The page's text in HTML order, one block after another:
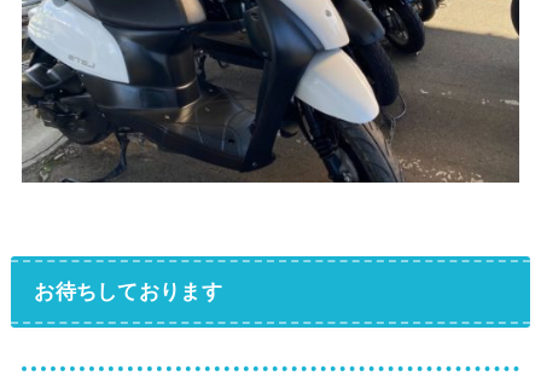
お待ちしております